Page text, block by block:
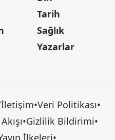
Tarih
Sağlık
Yazarlar
•Veri Politikası•
•Gizlilik Bildirimi•